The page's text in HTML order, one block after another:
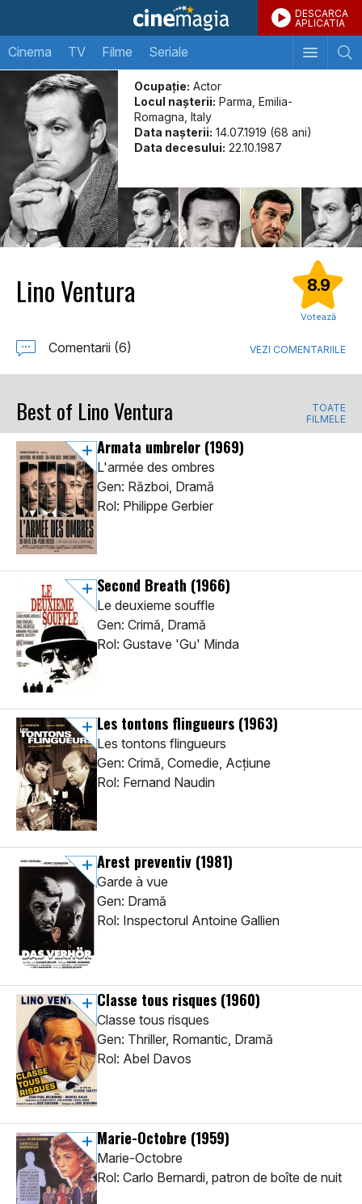
DESCARCA
APLICATIA
Cinema TV Filme Seriale
Ocupație: Actor
Locul naşterii: Parma, Emilia-
Romagna, Italy
Data naşterii: 14.07.1919 (68 ani)
Data decesului: 22.10.1987
Lino Ventura 8.9
Votează
Comentarii (6) VEZI COMENTARIILE
Best of Lino Ventura
TOATE
FILMELE
Armata umbrelor (1969)
L'armée des ombres
Gen: Război, Dramă
Rol: Philippe Gerbier
Second Breath (1966)
Le deuxieme souffle
Gen: Crimă, Dramă
Rol: Gustave 'Gu' Minda
Les tontons flingueurs (1963)
Les tontons flingueurs
Gen: Crimă, Comedie, Acţiune
Rol: Fernand Naudin
Arest preventiv (1981)
Garde à vue
Gen: Dramă
Rol: Inspectorul Antoine Gallien
Classe tous risques (1960)
Classe tous risques
Gen: Thriller, Romantic, Dramă
Rol: Abel Davos
Marie-Octobre (1959)
Marie-Octobre
Rol: Carlo Bernardi, patron de boîte de nuit